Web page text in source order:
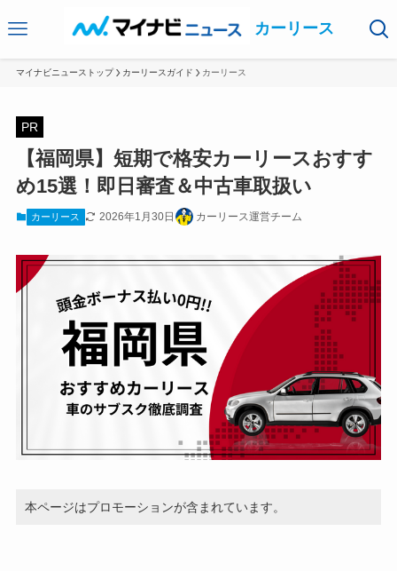
カーリース
マイナビニューストップ カーリースガイド カーリース
PR
【福岡県】短期で格安カーリースおすす
め15選！即日審査＆中古車取扱い
カーリース 2026年1月30日 カーリース運営チーム
本ページはプロモーションが含まれています。